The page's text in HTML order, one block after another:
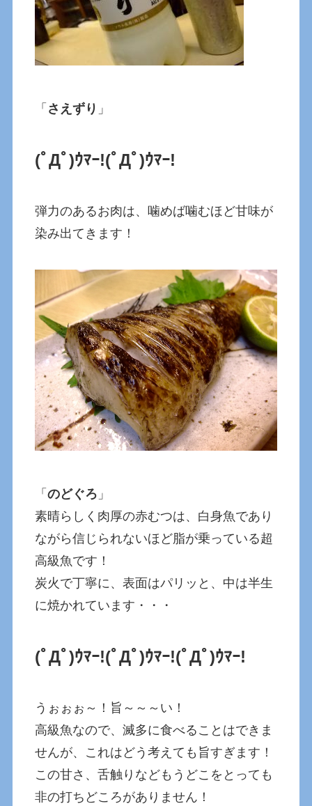
「 さえずり 」
(ﾟДﾟ)ｳﾏｰ!(ﾟДﾟ)ｳﾏｰ!
弾力のあるお肉は、噛めば噛むほど甘味が
染み出てきます！
「のどぐろ 」
素晴らしく肉厚の赤むつは、白身魚であり
ながら信じられないほど脂が乗っている超
高級魚です！
炭火で丁寧に、表面はパリッと、中は半生
に焼かれています・・・
(ﾟДﾟ)ｳﾏｰ!(ﾟДﾟ)ｳﾏｰ!(ﾟДﾟ)ｳﾏｰ!
うぉぉぉ～！旨～～～い！
高級魚なので、滅多に食べることはできま
せんが、これはどう考えても旨すぎます！
この甘さ、舌触りなどもうどこをとっても
非の打ちどころがありません！